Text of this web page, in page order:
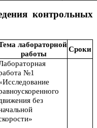
контрольных
лабораторной
работы
Сроки
№1
без